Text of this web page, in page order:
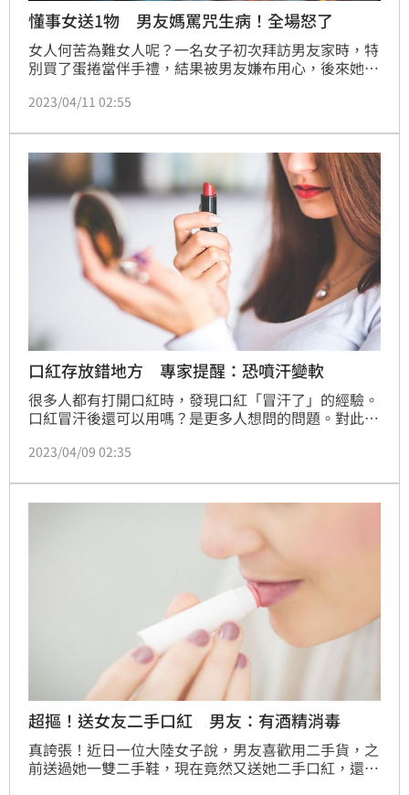
懂事女送1物 男友媽罵咒生病！全場怒了
女人何苦為難女人呢？一名女子初次拜訪男友家時，特
別買了蛋捲當伴手禮，結果被男友嫌布用心，後來她改
媽總是嫌不停，一下罵是不是在咒人生病，一下又唸她
對此，過來人一語道破關鍵，認為這不是禮物的問題，
「他媽擺明就不喜歡你」。
2023/04/11 02:55
口紅存放錯地方 專家提醒：恐噴汗變軟
很多人都有打開口紅時，發現口紅「冒汗了」的經驗。
口紅冒汗後還可以用嗎？是更多人想問的問題。對此，
報中表示，「口紅冒汗」是口紅常見的現象，特別容易
裡，即可保持口紅產品的穩定性，不會冒汗、變軟。
（記者黃仲丘）
2023/04/09 02:35
超摳！送女友二手口紅 男友：有酒精消毒
真誇張！近日一位大陸女子說，男友喜歡用二手貨，之
前送過她一雙二手鞋，現在竟然又送她二手口紅，還有